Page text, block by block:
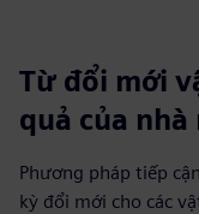
Từ đổi mới
quả của nhà
Phương pháp tiếp
kỳ đổi mới cho các